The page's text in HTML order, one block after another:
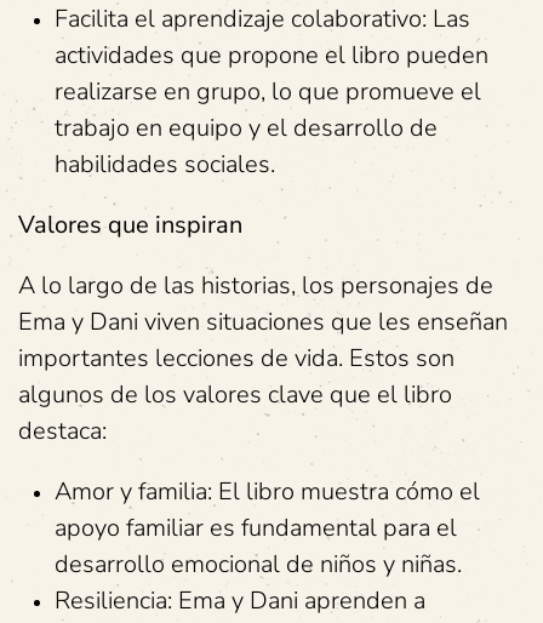
Facilita el aprendizaje colaborativo: Las
actividades que propone el libro pueden
realizarse en grupo, lo que promueve el
trabajo en equipo y el desarrollo de
habilidades sociales.
Valores que inspiran
A lo largo de las historias, los personajes de
Ema y Dani viven situaciones que les enseñan
importantes lecciones de vida. Estos son
algunos de los valores clave que el libro
destaca:
Amor y familia: El libro muestra cómo el
apoyo familiar es fundamental para el
desarrollo emocional de niños y niñas.
Resiliencia: Ema y Dani aprenden a